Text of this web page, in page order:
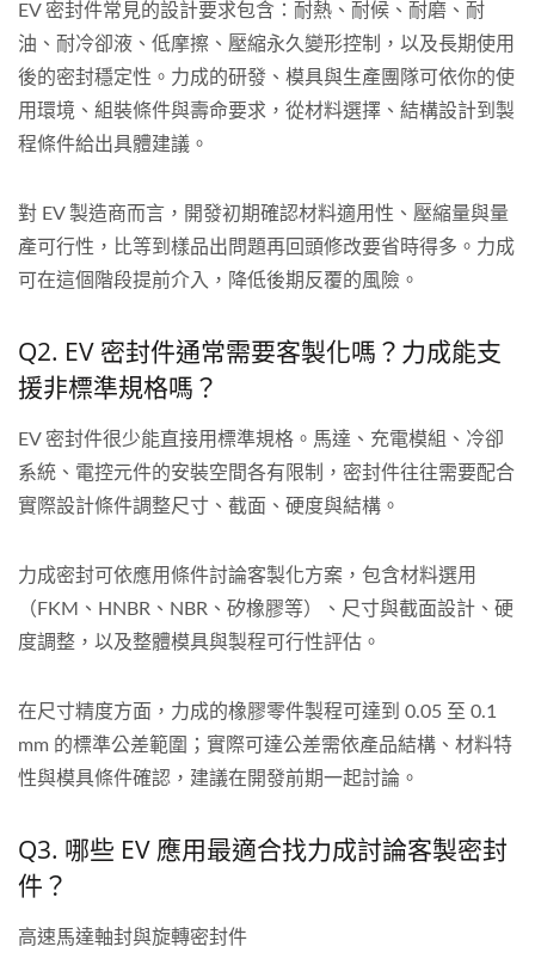
EV 密封件常見的設計要求包含：耐熱、耐候、耐磨、耐
油、耐冷卻液、低摩擦、壓縮永久變形控制，以及長期使用
後的密封穩定性。力成的研發、模具與生產團隊可依你的使
用環境、組裝條件與壽命要求，從材料選擇、結構設計到製
程條件給出具體建議。
對 EV 製造商而言，開發初期確認材料適用性、壓縮量與量
產可行性，比等到樣品出問題再回頭修改要省時得多。力成
可在這個階段提前介入，降低後期反覆的風險。
Q2. EV 密封件通常需要客製化嗎？力成能支
援非標準規格嗎？
EV 密封件很少能直接用標準規格。馬達、充電模組、冷卻
系統、電控元件的安裝空間各有限制，密封件往往需要配合
實際設計條件調整尺寸、截面、硬度與結構。
力成密封可依應用條件討論客製化方案，包含材料選用
（FKM、HNBR、NBR、矽橡膠等）、尺寸與截面設計、硬
度調整，以及整體模具與製程可行性評估。
在尺寸精度方面，力成的橡膠零件製程可達到 0.05 至 0.1
mm 的標準公差範圍；實際可達公差需依產品結構、材料特
性與模具條件確認，建議在開發前期一起討論。
Q3. 哪些 EV 應用最適合找力成討論客製密封
件？
高速馬達軸封與旋轉密封件